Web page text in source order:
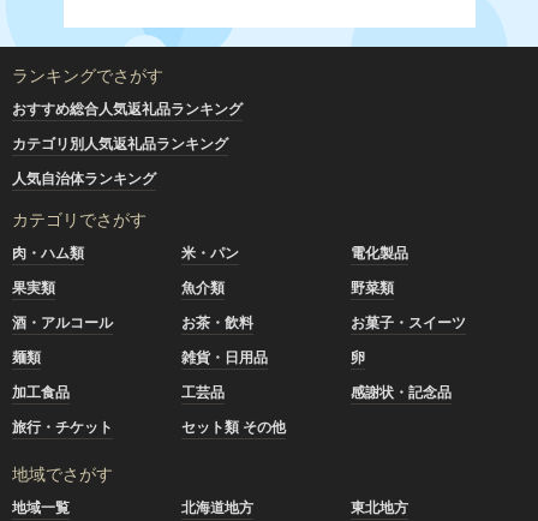
ランキングでさがす
おすすめ総合人気返礼品ランキング
カテゴリ別人気返礼品ランキング
人気自治体ランキング
カテゴリでさがす
肉・ハム類 米・パン
電化製品
果実類
魚介類
野菜類
酒・アルコール
お茶・飲料
お菓子・スイーツ
麺類
雑貨・日用品
卵
加工食品
工芸品
感謝状・記念品
旅行・チケット
セット類 その他
地域でさがす
地域一覧 北海道地方
東北地方